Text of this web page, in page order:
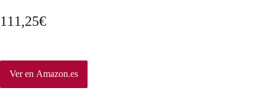
111,25€
Ver en Amazon.es